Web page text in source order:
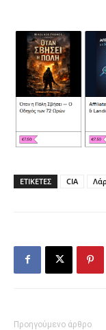
ΕΤΙΚΕΤΕΣ CIA
Προηγούμενο άρθρο